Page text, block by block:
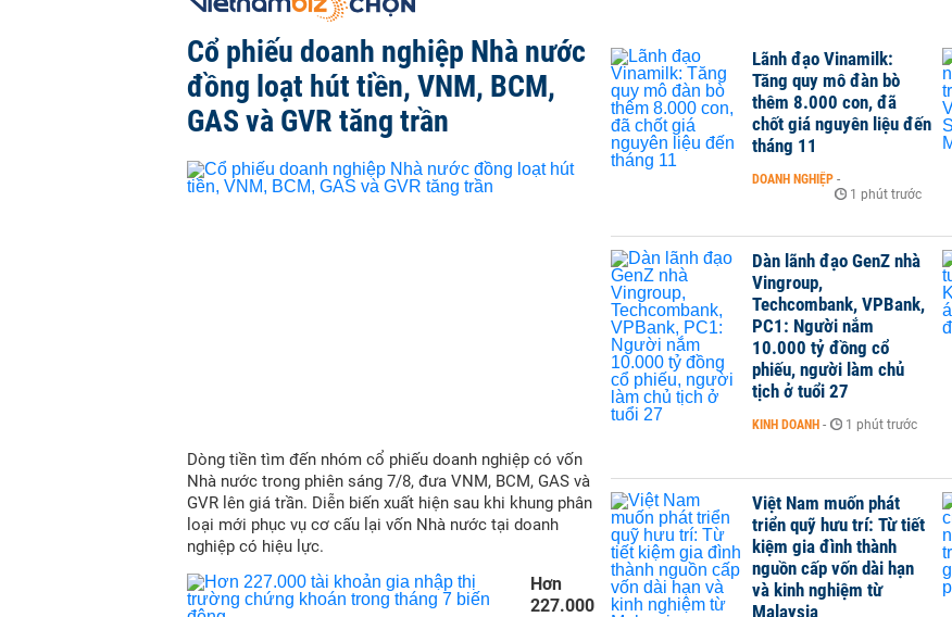
Cổ phiếu doanh nghiệp Nhà nước
đồng loạt hút tiền, VNM, BCM,
GAS và GVR tăng trần
Dòng tiền tìm đến nhóm cổ phiếu doanh nghiệp có vốn
Nhà nước trong phiên sáng 7/8, đưa VNM, BCM, GAS và
GVR lên giá trần. Diễn biến xuất hiện sau khi khung phân
loại mới phục vụ cơ cấu lại vốn Nhà nước tại doanh
nghiệp có hiệu lực.
Hơn
227.000
Lãnh đạo Vinamilk:
Tăng quy mô đàn bò
thêm 8.000 con, đã
chốt giá nguyên liệu đến
tháng 11
DOANH NGHIỆP -
1 phút trước
Dàn lãnh đạo GenZ nhà
Vingroup,
Techcombank, VPBank,
PC1: Người nắm
10.000 tỷ đồng cổ
phiếu, người làm chủ
tịch ở tuổi 27
KINH DOANH - 1 phút trước
Việt Nam muốn phát
triển quỹ hưu trí: Từ tiết
kiệm gia đình thành
nguồn cấp vốn dài hạn
và kinh nghiệm từ
Malaysia